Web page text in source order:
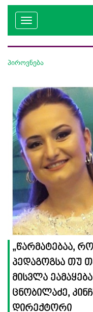
პიროვნება
„წარმატებაა,
პედაგოგსა თუ
მისვლა
ცნობილაძე,
დირექტორი